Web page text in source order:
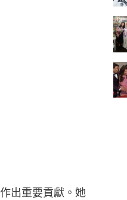
出重要貢獻。她